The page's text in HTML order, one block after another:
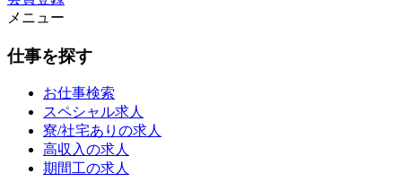
メニュー
仕事を探す
お仕事検索
スペシャル求人
寮/社宅ありの求人
高収入の求人
期間工の求人